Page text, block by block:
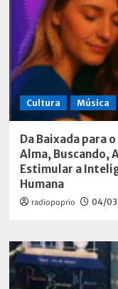
Cultura Música
Da Baixada para
Alma, Buscando,
Estimular a
Humana
radiopoprio 04/